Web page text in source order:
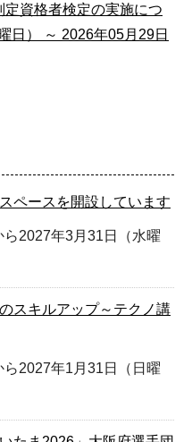
資格者検定の実施につ
日） ～ 2026年05月29日
ペースを開設しています
2027年3月31日（水曜
スキルアップ～テクノ講
2027年1月31日（日曜